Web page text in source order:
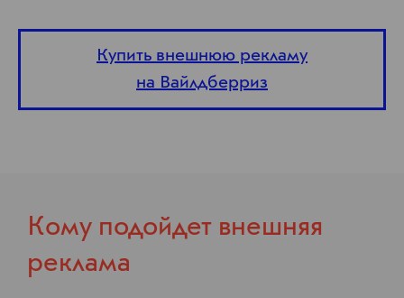
Купить внешнюю рекламу
на Вайлдберриз
Кому подойдет внешняя
реклама